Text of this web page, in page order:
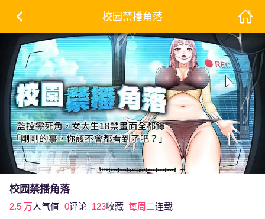
校园禁播角落
校园禁播角落
2.5 万人气值 0评论 123收藏 每周二连载